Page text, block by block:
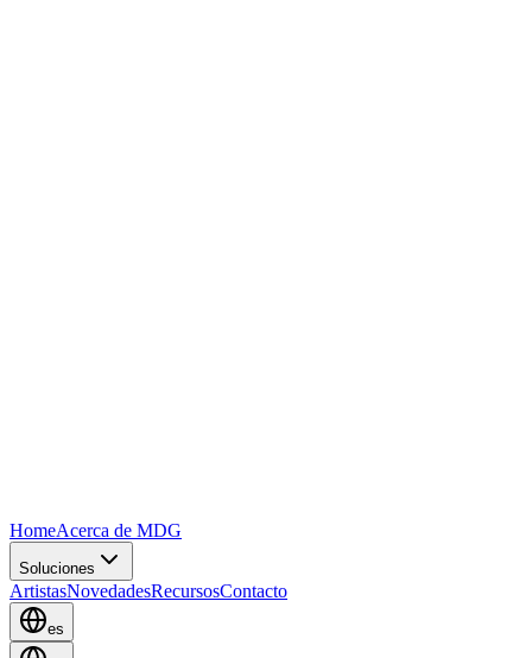
HomeAcerca de MDG
Soluciones
ArtistasNovedadesRecursosContacto
es